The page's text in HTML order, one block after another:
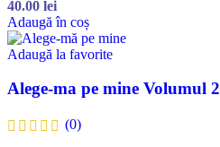
40.00 lei
Adaugă în coș
Adaugă la favorite
Alege-ma pe mine Volumul 2
(0)